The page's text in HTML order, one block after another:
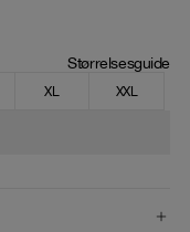
Størrelsesguide
XL XXL